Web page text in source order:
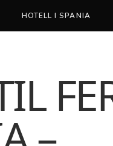
HOTELL I SPANIA